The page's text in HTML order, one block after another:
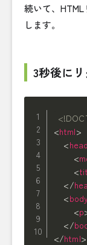
続いて、
します。
3秒後に
<html>
<head
<
<
</
<
<p
</
</html>